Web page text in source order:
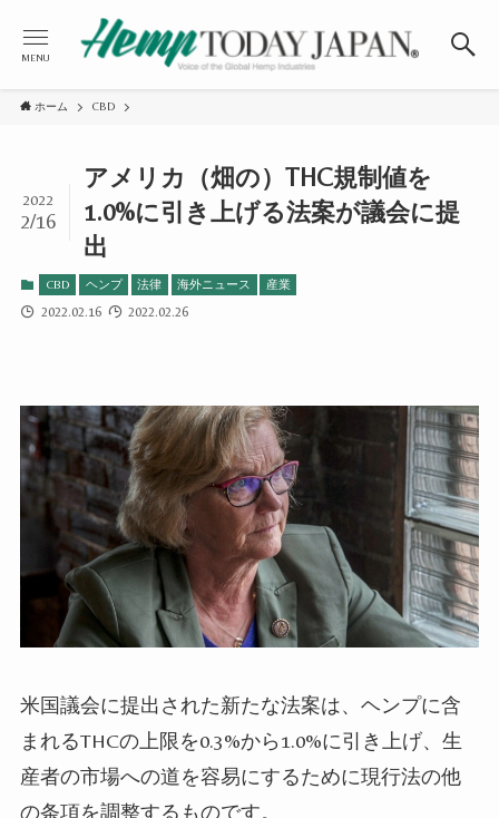
MENU
ホーム CBD
アメリカ（畑の）THC規制値を
1.0%に引き上げる法案が議会に提
出
2022
2/16
CBD ヘンプ 法律 海外ニュース 産業
2022.02.16 2022.02.26
米国議会に提出された新たな法案は、ヘンプに含
まれるTHCの上限を0.3%から1.0%に引き上げ、生
産者の市場への道を容易にするために現行法の他
の条項を調整するものです。